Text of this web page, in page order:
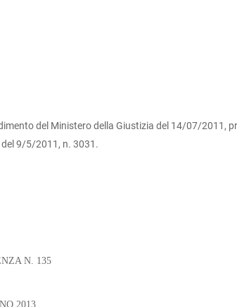
del Ministero della Giustizia del 14/07/2011,
9/5/2011, n. 3031.
N. 135
2013